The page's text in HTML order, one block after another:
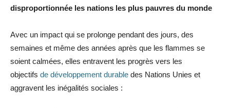
disproportionnée les nations les plus pauvres du monde
Avec un impact qui se prolonge pendant des jours, des
semaines et même des années après que les flammes se
soient calmées, elles entravent les progrès vers les
objectifs de développement durable des Nations Unies et
aggravent les inégalités sociales :